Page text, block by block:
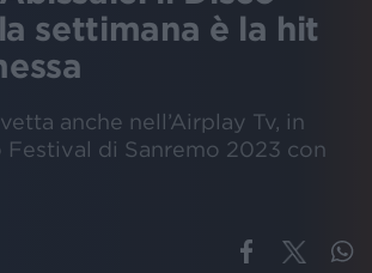
settimana è la hit
anche nell’Airplay Tv, in
Festival di Sanremo 2023 con